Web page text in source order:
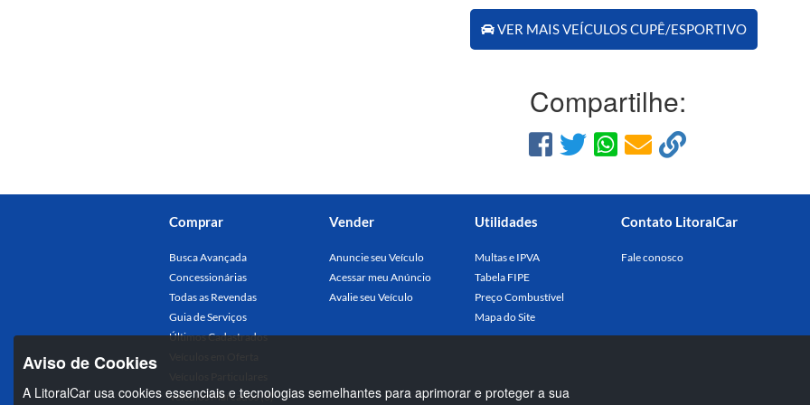
VER MAIS VEÍCULOS CUPÊ/ESPORTIVO
Compartilhe:
Comprar
Busca Avançada
Concessionárias
Todas as Revendas
Guia de Serviços
Últimos Cadastrados
Veículos Marcados (0)
Vender
Anuncie seu Veículo
Acessar meu Anúncio
Avalie seu Veículo
Utilidades
Multas e IPVA
Tabela FIPE
Preço Combustível
Mapa do Site
Contato LitoralCar
Fale conosco
Aviso de Cookies
A LitoralCar usa cookies essenciais e tecnologias semelhantes para aprimorar e proteger a sua